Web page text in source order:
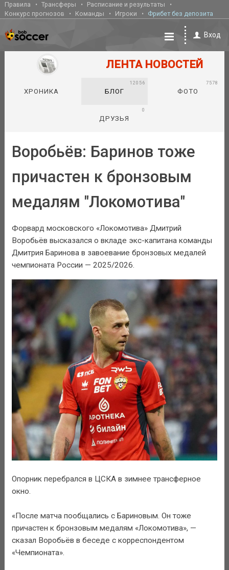
Правила Трансферы
Расписание и результаты
Конкурс прогнозов
Команды Игроки Фрибет без депозита
Вход
ЛЕНТА НОВОСТЕЙ
ХРОНИКА БЛОГ
12056
ФОТО
7578
ДРУЗЬЯ
0
Воробьёв: Баринов тоже
причастен к бронзовым
медалям "Локомотива"
Форвард московского «Локомотива» Дмитрий
Воробьёв высказался о вкладе экс-капитана команды
Дмитрия Баринова в завоевание бронзовых медалей
чемпионата России — 2025/2026.
Опорник перебрался в ЦСКА в зимнее трансферное
окно.
«После матча пообщались с Бариновым. Он тоже
причастен к бронзовым медалям «Локомотива», —
сказал Воробьёв в беседе с корреспондентом
«Чемпионата».